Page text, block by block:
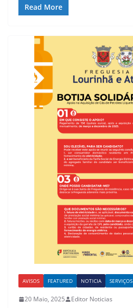
Read More
AVISOS FEATURED NOTICIA SERVIÇOS
20 Maio, 2025 Editor Noticias